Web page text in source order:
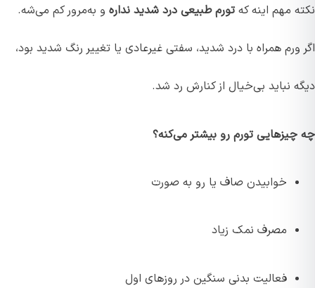
نکته مهم اینه که تورم طبیعی درد شدید نداره و به‌مرور کم می‌شه.
اگر ورم همراه با درد شدید، سفتی غیرعادی یا تغییر رنگ شدید بود،
دیگه نباید بی‌خیال از کنارش رد شد.
چه چیزهایی تورم رو بیشتر می‌کنه؟
خوابیدن صاف یا رو به صورت
مصرف نمک زیاد
فعالیت بدنی سنگین در روزهای اول